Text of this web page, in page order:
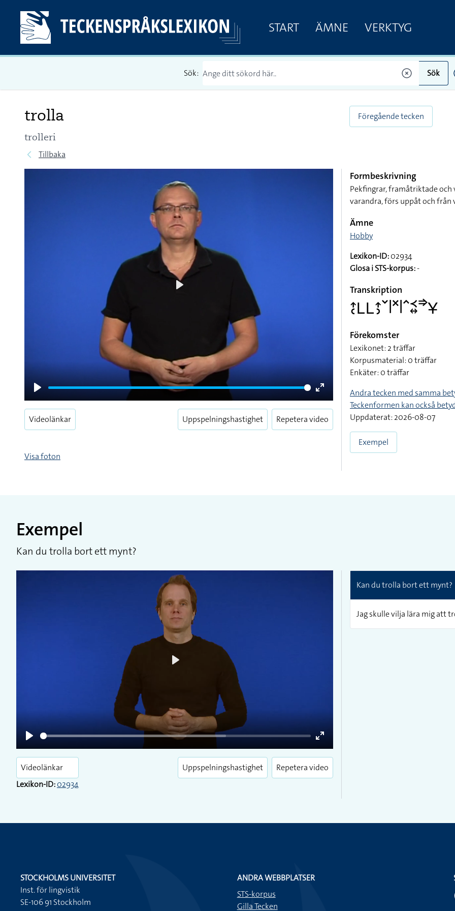
START ÄMNE VERKTYG
Sök: Sök
trolla
trolleri
Tillbaka
Föregående tecken
Play
Enter
fullscreen
Videolänkar Uppspelningshastighet Repetera video
Visa foton
Formbeskrivning
Pekfingrar, framåtriktade
varandra, förs uppåt och
Ämne
Hobby
Lexikon-ID:02934
Glosa i STS-korpus:-
Transkription
􌤴􌥗􌥈􌥈􌤴􌤶􌥧􌥼􌦎􌥼􌥦􌥹􌦉􌦆􌥃
Förekomster
Lexikonet: 2 träffar
Korpusmaterial: 0 träffar
Enkäter: 0 träffar
Andra tecken med samma
Teckenformen kan också
Uppdaterat: 2026-08-07
Exempel
Exempel
Kan du trolla bort ett mynt?
Play
Enter
fullscreen
Videolänkar
Lexikon-ID:02934
Uppspelningshastighet Repetera video
Kan du trolla bort ett mynt?
Jag skulle vilja lära mig att
STOCKHOLMS UNIVERSITET
Inst. för lingvistik
SE-106 91 Stockholm
ANDRA WEBBPLATSER
STS-korpus
Gilla Tecken